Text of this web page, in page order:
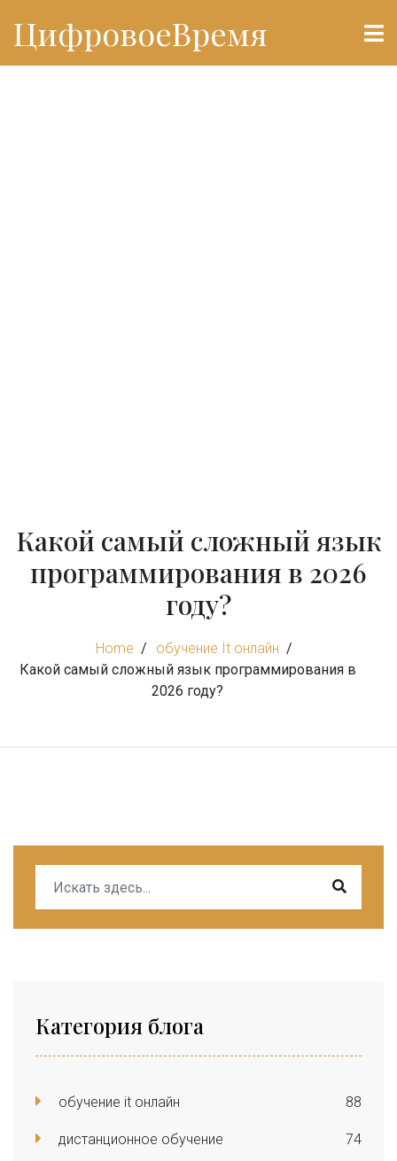
ЦифровоеВремя
Какой самый сложный язык
программирования в 2026
году?
Home
обучение It онлайн
Какой самый сложный язык программирования в
2026 году?
Категория блога
обучение it онлайн 88
дистанционное обучение 74